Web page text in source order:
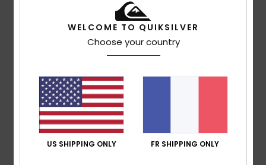
polyester recyclé 600D / 150D
Compartiments :compartiment principal zippé
avec poche intérieure en mesh sécurisée, poche avant
Rembourrage :panneau dos et bretelles
matelassés
Autres :sangles réfléchissantes
Dimensions :44 [H] x 31 [L] x 13 [P] cm
Volume :20 L
WELCOME TO QUIKSILVER
Choose your country
US SHIPPING ONLY FR SHIPPING ONLY